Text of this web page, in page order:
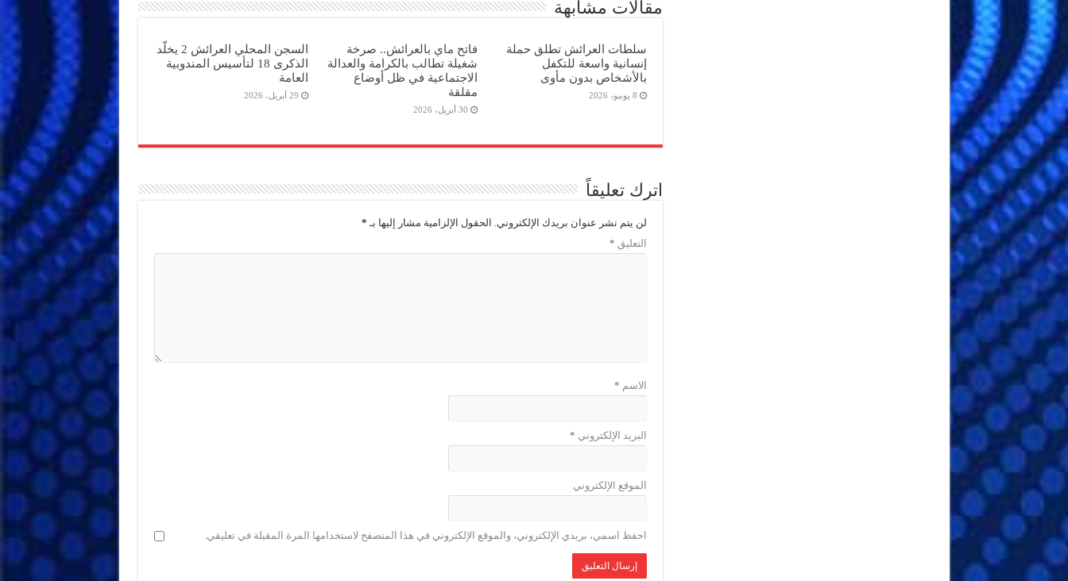
مقالات مشابهة
سلطات العرائش تطلق حملة
إنسانية واسعة للتكفل
بالأشخاص بدون مأوى
8 يونيو، 2026
فاتح ماي بالعرائش.. صرخة
شغيلة تطالب بالكرامة والعدالة
الاجتماعية في ظل أوضاع
مقلقة
30 أبريل، 2026
السجن المحلي العرائش 2 يخلّد
الذكرى 18 لتأسيس المندوبية
العامة
29 أبريل، 2026
اترك تعليقاً
لن يتم نشر عنوان بريدك الإلكتروني. الحقول الإلزامية مشار إليها بـ *
التعليق *
الاسم *
البريد الإلكتروني *
الموقع الإلكتروني
احفظ اسمي، بريدي الإلكتروني، والموقع الإلكتروني في هذا المتصفح لاستخدامها المرة المقبلة في تعليقي.